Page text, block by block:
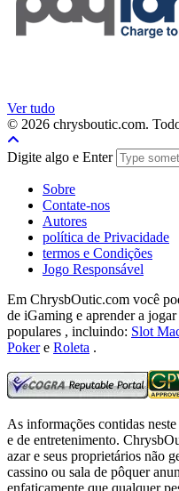
Ver tudo
© 2026 chrysboutic.com.
Digite algo e Enter
Sobre
Contate-nos
Autores
política de Privacidade
termos e Condições
Jogo Responsável
Em ChrysbOutic.com você
de iGaming e aprender a
populares , incluindo: Slot
Pokere Roleta .
As informações contidas
e de entretenimento.
azar e seus proprietários não
cassino ou sala de pôquer
enfaticamente que qualquer